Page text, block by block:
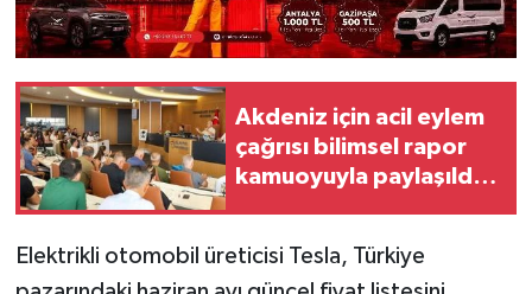
Akdeniz için acil eylem
çağrısı bilimsel rapor
kamuoyuyla paylaşıldı:
Elektrikli otomobil üreticisi Tesla, Türkiye